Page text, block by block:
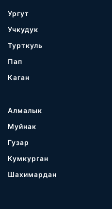
Ургут
Учкудук
Турткуль
Пап
Каган
Алмалык
Муйнак
Гузар
Кумкурган
Шахимардан